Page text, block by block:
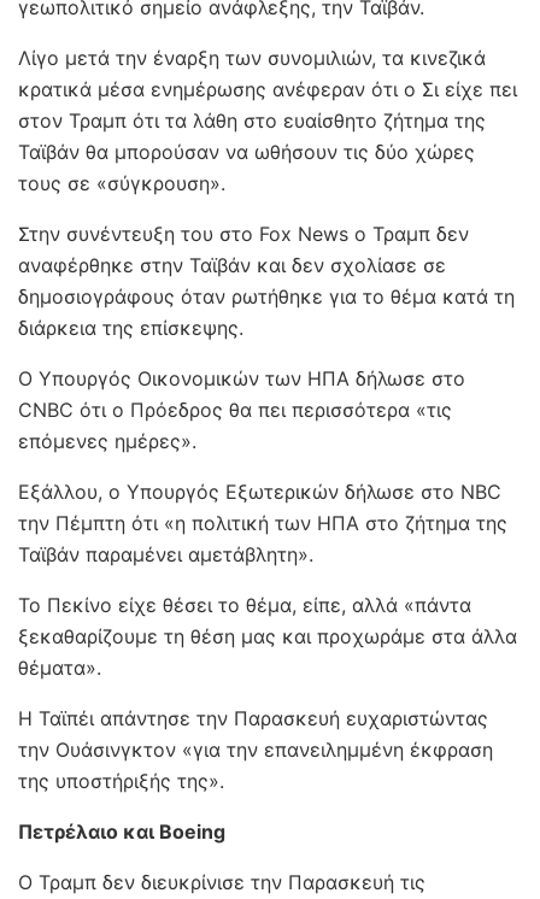
γεωπολιτικό σημείο ανάφλεξης, την Ταϊβάν.
Λίγο μετά την έναρξη των συνομιλιών, τα κινεζικά
κρατικά μέσα ενημέρωσης ανέφεραν ότι ο Σι είχε πει
στον Τραμπ ότι τα λάθη στο ευαίσθητο ζήτημα της
Ταϊβάν θα μπορούσαν να ωθήσουν τις δύο χώρες
τους σε «σύγκρουση».
Στην συνέντευξη του στο Fox News ο Τραμπ δεν
αναφέρθηκε στην Ταϊβάν και δεν σχολίασε σε
δημοσιογράφους όταν ρωτήθηκε για το θέμα κατά τη
διάρκεια της επίσκεψης.
Ο Υπουργός Οικονομικών των ΗΠΑ δήλωσε στο
CNBC ότι ο Πρόεδρος θα πει περισσότερα «τις
επόμενες ημέρες».
Εξάλλου, ο Υπουργός Εξωτερικών δήλωσε στο NBC
την Πέμπτη ότι «η πολιτική των ΗΠΑ στο ζήτημα της
Ταϊβάν παραμένει αμετάβλητη».
Το Πεκίνο είχε θέσει το θέμα, είπε, αλλά «πάντα
ξεκαθαρίζουμε τη θέση μας και προχωράμε στα άλλα
θέματα».
Η Ταϊπέι απάντησε την Παρασκευή ευχαριστώντας
την Ουάσινγκτον «για την επανειλημμένη έκφραση
της υποστήριξής της».
Πετρέλαιο και Boeing
Ο Τραμπ δεν διευκρίνισε την Παρασκευή τις